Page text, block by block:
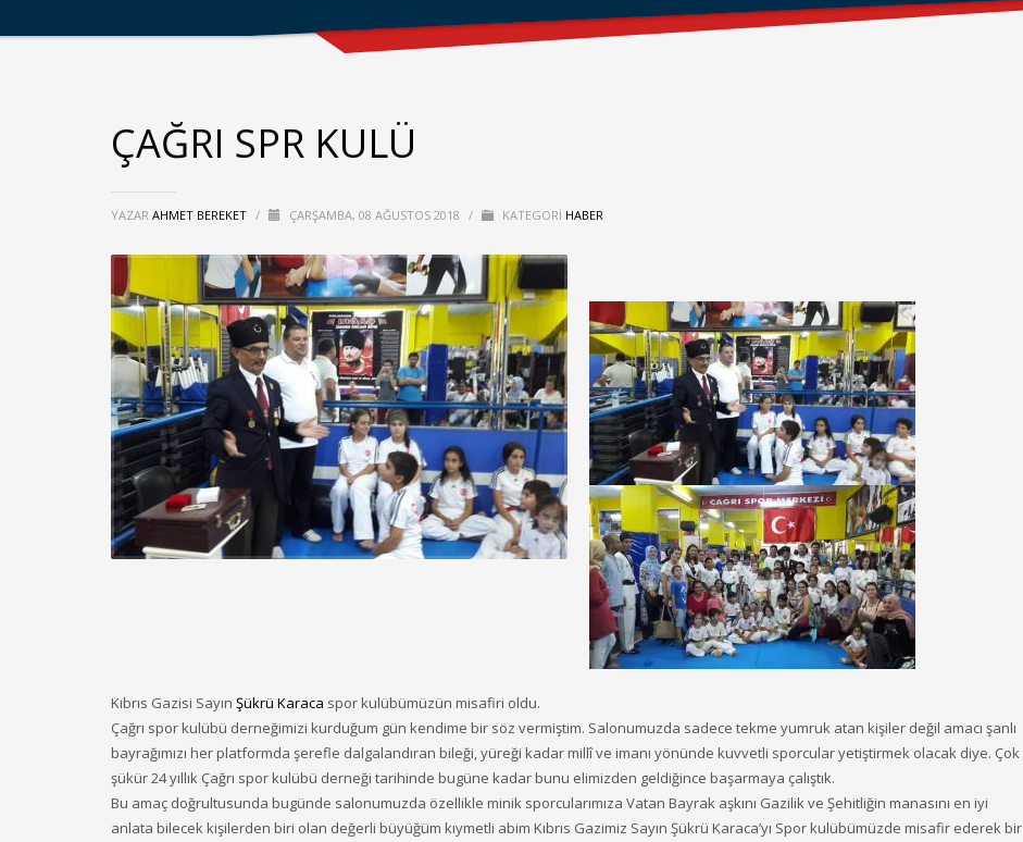
ÇAĞRI SPR KULÜ
YAZAR AHMET BEREKET / ÇARŞAMBA, 08 AĞUSTOS 2018 / KATEGORI HABER
Kıbrıs Gazisi Sayın Şükrü Karaca spor kulübümüzün misafiri oldu.
Çağrı spor kulübü derneğimizi kurduğum gün kendime bir söz vermiştim. Salonumuzda sadece tekme yumruk atan kişiler değil amacı şanlı
bayrağımızı her platformda şerefle dalgalandıran bileği, yüreği kadar millî ve imanı yönünde kuvvetli sporcular yetiştirmek olacak diye. Çok
şükür 24 yıllık Çağrı spor kulübü derneği tarihinde bugüne kadar bunu elimizden geldiğince başarmaya çalıştık.
Bu amaç doğrultusunda bugünde salonumuzda özellikle minik sporcularımıza Vatan Bayrak aşkını Gazilik ve Şehitliğin manasını en iyi
anlata bilecek kişilerden biri olan değerli büyüğüm kıymetli abim Kıbrıs Gazimiz Sayın Şükrü Karaca’yı Spor kulübümüzde misafir ederek bir